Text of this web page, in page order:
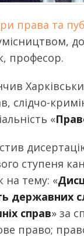
права та
професор.
слідчо-
«
ступеня
на тему: «
державних
справ» за
право;